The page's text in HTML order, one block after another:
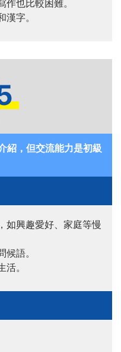
也比較困難。
字。
紹，但交流能力是初級
如興趣愛好、家庭等慢
語。
。